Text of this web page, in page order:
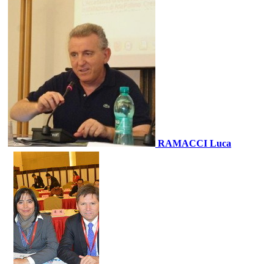
RAMACCI Luca